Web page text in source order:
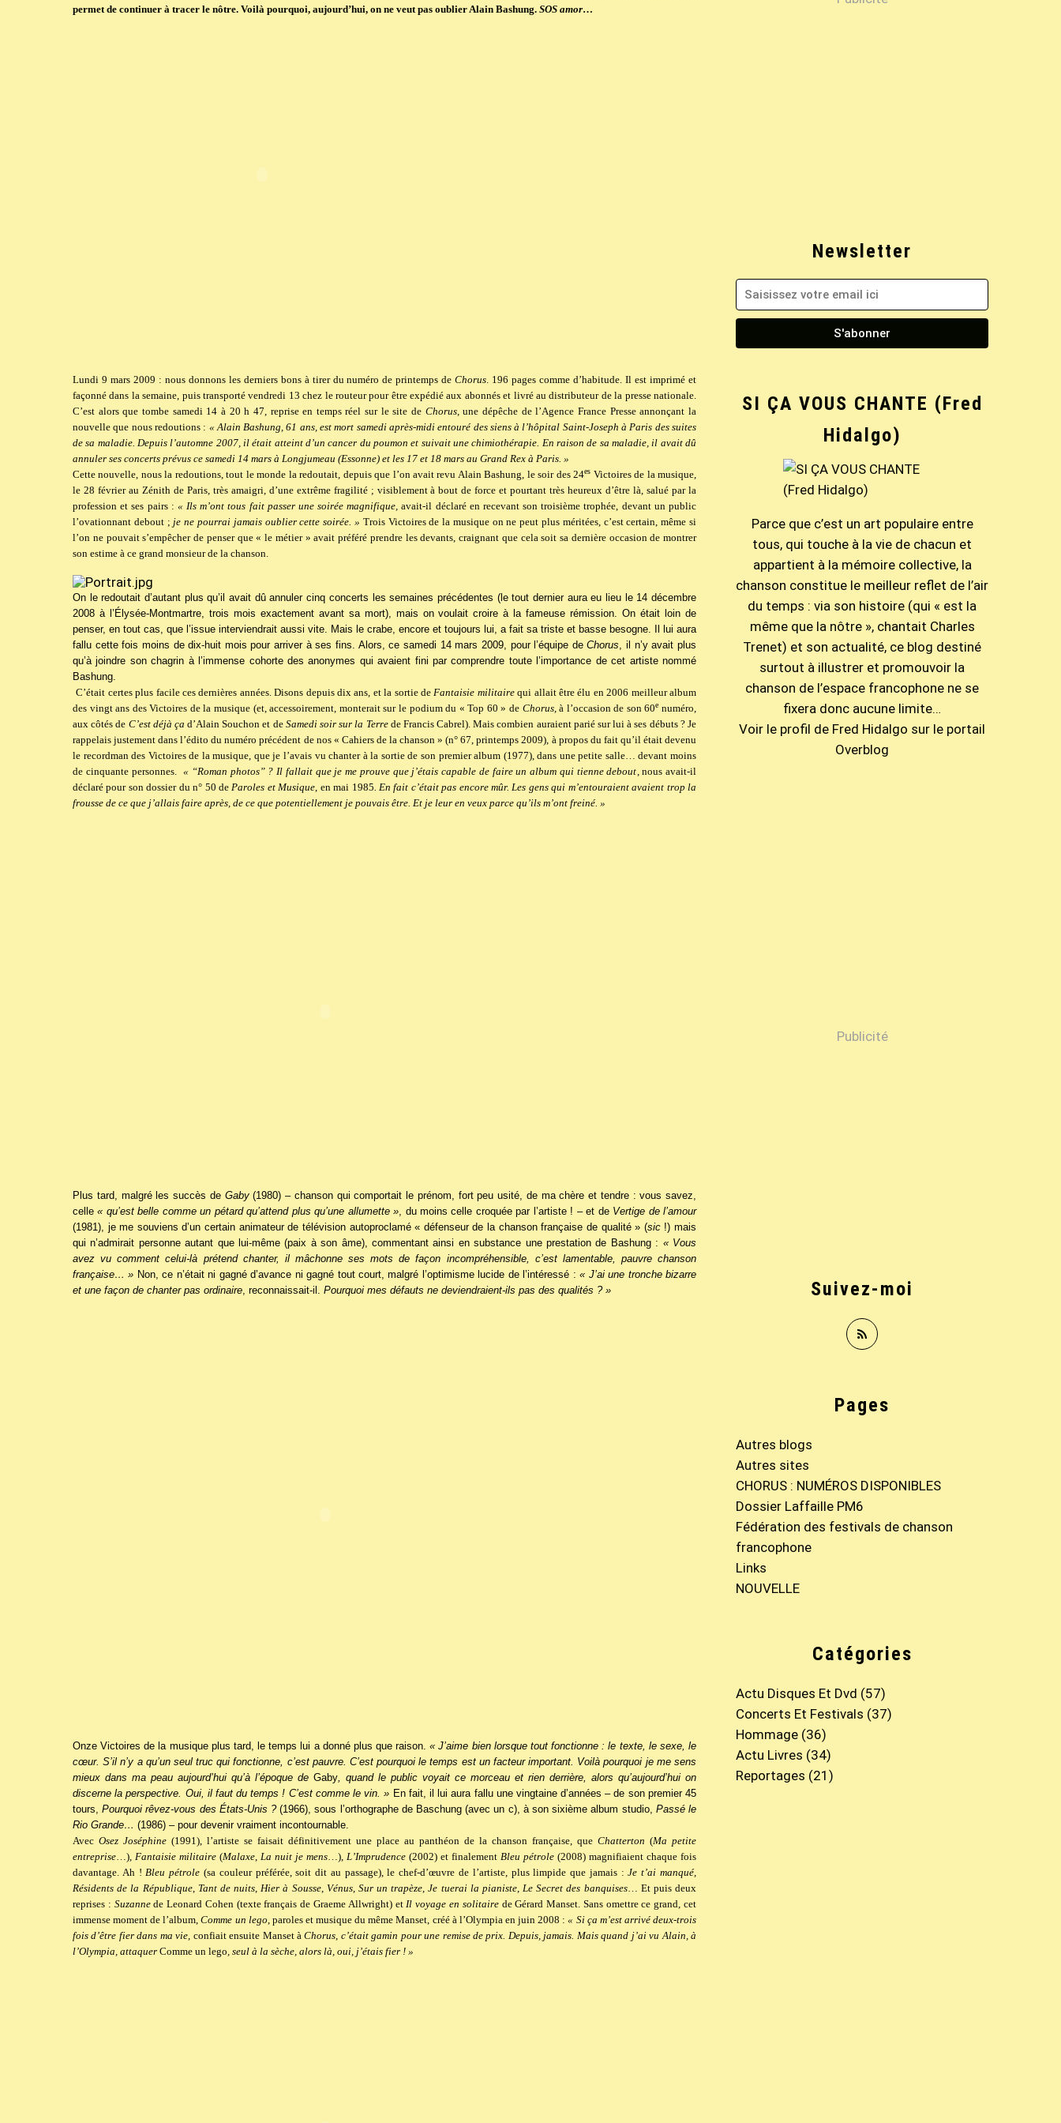
permet de continuer à tracer le nôtre. Voilà pourquoi, aujourd’hui, on ne veut pas oublier Alain Bashung. SOS amor…
Lundi 9 mars 2009 : nous donnons les derniers bons à tirer du numéro de printemps deChorus . 196 pages comme d’habitude. Il est imprimé et
façonné dans la semaine, puis transporté vendredi 13 chez le routeur pour être expédié aux abonnés et livré au distributeur de la presse nationale.
C’est alors que tombe samedi 14 à 20 h 47, reprise en temps réel sur le site de Chorus, une dépêche de l’Agence France Presse annonçant la
nouvelle que nous redoutions : « Alain Bashung, 61 ans, est mort samedi après-midi entouré des siens à l’hôpital Saint-Joseph à Paris des suites
de sa maladie. Depuis l’automne 2007, il était atteint d’un cancer du poumon et suivait une chimiothérapie. En raison de sa maladie, il avait dû
annuler ses concerts prévus ce samedi 14 mars à Longjumeau (Essonne) et les 17 et 18 mars au Grand Rex à Paris. »
Cette nouvelle, nous la redoutions, tout le monde la redoutait, depuis que l’on avait revu Alain Bashung, le soir des 24es Victoires de la musique,
le 28 février au Zénith de Paris, très amaigri, d’une extrême fragilité ; visiblement à bout de force et pourtant très heureux d’être là, salué par la
profession et ses pairs : « Ils m’ont tous fait passer une soirée magnifique, avait-il déclaré en recevant son troisième trophée, devant un public
l’ovationnant debout ; je ne pourrai jamais oublier cette soirée. » Trois Victoires de la musique on ne peut plus méritées, c’est certain, même si
l’on ne pouvait s’empêcher de penser que « le métier » avait préféré prendre les devants, craignant que cela soit sa dernière occasion de montrer
son estime à ce grand monsieur de la chanson.
On le redoutait d’autant plus qu’il avait dû annuler cinq concerts les semaines précédentes (le tout dernier aura eu lieu le 14 décembre
2008 à l’Élysée-Montmartre, trois mois exactement avant sa mort), mais on voulait croire à la fameuse rémission. On était loin de
penser, en tout cas, que l’issue interviendrait aussi vite. Mais le crabe, encore et toujours lui, a fait sa triste et basse besogne. Il lui aura
fallu cette fois moins de dix-huit mois pour arriver à ses fins. Alors, ce samedi 14 mars 2009, pour l’équipe deChorus , il n’y avait plus
qu’à joindre son chagrin à l’immense cohorte des anonymes qui avaient fini par comprendre toute l’importance de cet artiste nommé
Bashung.
C’était certes plus facile ces dernières années. Disons depuis dix ans, et la sortie de Fantaisie militairequi allait être élu en 2006 meilleur album
des vingt ans des Victoires de la musique (et, accessoirement, monterait sur le podium du « Top 60 » de Chorus, à l’occasion de son 60e numéro,
aux côtés de C’est déjà ça d’Alain Souchon et de Samedi soir sur la Terrede Francis Cabrel). Mais combien auraient parié sur lui à ses débuts ? Je
rappelais justement dans l’édito du numéro précédent de nos « Cahiers de la chanson » (n° 67, printemps 2009), à propos du fait qu’il était devenu
le recordman des Victoires de la musique, que je l’avais vu chanter à la sortie de son premier album (1977), dans une petite salle… devant moins
de cinquante personnes.
« “Roman photos” ? Il fallait que je me prouve que j’étais capable de faire un album qui tienne debout , nous avait-il
déclaré pour son dossier du n° 50 de Paroles et Musique , en mai 1985 . En fait c’était pas encore mûr. Les gens qui m’entouraient avaient trop la
frousse de ce que j’allais faire après, de ce que potentiellement je pouvais être. Et je leur en veux parce qu’ils m’ont freiné. »
Plus tard, malgré les succès de Gaby(1980) – chanson qui comportait le prénom, fort peu usité, de ma chère et tendre : vous savez,
celle« qu’est belle comme un pétard qu’attend plus qu’une allumette » , du moins celle croquée par l’artiste ! – et de Vertige de l’amour
(1981), je me souviens d’un certain animateur de télévision autoproclamé « défenseur de la chanson française de qualité » (sic!) mais
qui n’admirait personne autant que lui-même (paix à son âme), commentant ainsi en substance une prestation de Bashung : « Vous
avez vu comment celui-là prétend chanter, il mâchonne ses mots de façon incompréhensible, c’est lamentable, pauvre chanson
française… » Non, ce n’était ni gagné d’avance ni gagné tout court, malgré l’optimisme lucide de l’intéressé :« J’ai une tronche bizarre
et une façon de chanter pas ordinaire , reconnaissait-il. Pourquoi mes défauts ne deviendraient-ils pas des qualités ? »
Onze Victoires de la musique plus tard, le temps lui a donné plus que raison.« J’aime bien lorsque tout fonctionne : le texte, le sexe, le
cœur. S’il n’y a qu’un seul truc qui fonctionne, c’est pauvre. C’est pourquoi le temps est un facteur important. Voilà pourquoi je me sens
mieux dans ma peau aujourd’hui qu’à l’époque de Gaby , quand le public voyait ce morceau et rien derrière, alors qu’aujourd’hui on
discerne la perspective. Oui, il faut du temps ! C’est comme le vin. » En fait, il lui aura fallu une vingtaine d’années – de son premier 45
tours,Pourquoi rêvez-vous des États-Unis ?(1966), sous l’orthographe de Baschung (avec un c), à son sixième album studio, Passé le
Rio Grande… (1986) – pour devenir vraiment incontournable.
Avec Osez Joséphine (1991), l’artiste se faisait définitivement une place au panthéon de la chanson française, que Chatterton (Ma petite
entreprise …), Fantaisie militaire (Malaxe La nuit je mens …), L’Imprudence (2002) et finalement Bleu pétrole (2008) magnifiaient chaque fois
davantage. Ah ! Bleu pétrole (sa couleur préférée, soit dit au passage), le chef-d’œuvre de l’artiste, plus limpide que jamais :Je t’ai manqué
Résidents de la République, Tant de nuits Hier à Sousse, Vénus, Sur un trapèze ,Je tuerai la pianiste, Le Secret des banquises… Et puis deux
reprises : Suzannede Leonard Cohen (texte français de Graeme Allwright) et Il voyage en solitairede Gérard Manset. Sans omettre ce grand, cet
immense moment de l’album,Comme un lego , paroles et musique du même Manset, créé à l’Olympia en juin 2008 :« Si ça m’est arrivé deux-trois
fois d’être fier dans ma vie, confiait ensuite Manset àChorus c’était gamin pour une remise de prix. Depuis, jamais. Mais quand j’ai vu Alain, à
l’Olympia, attaquer Comme un lego , seul à la sèche, alors là, oui, j’étais fier ! »
Newsletter
Catégories
Actu Disques Et Dvd (57)
Concerts Et Festivals (37)
Hommage (36)
Actu Livres (34)
Reportages (21)
Pages
Autres blogs
Autres sites
CHORUS : NUMÉROS DISPONIBLES
Dossier Laffaille PM6
Fédération des festivals de chanson
francophone
Links
NOUVELLE
SI ÇA VOUS CHANTE (Fred
Hidalgo)
Parce que c’est un art populaire entre
tous, qui touche à la vie de chacun et
appartient à la mémoire collective, la
chanson constitue le meilleur reflet de l’air
du temps : via son histoire (qui « est la
même que la nôtre », chantait Charles
Trenet) et son actualité, ce blog destiné
surtout à illustrer et promouvoir la
chanson de l’espace francophone ne se
fixera donc aucune limite…
Voir le profil de Fred Hidalgo sur le portail
Overblog
Suivez-moi
Publicité